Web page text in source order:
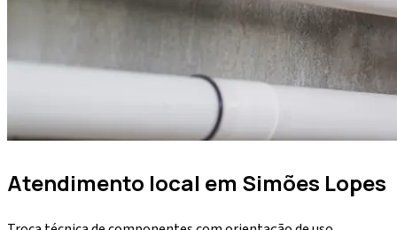
Atendimento local em Simões Lopes